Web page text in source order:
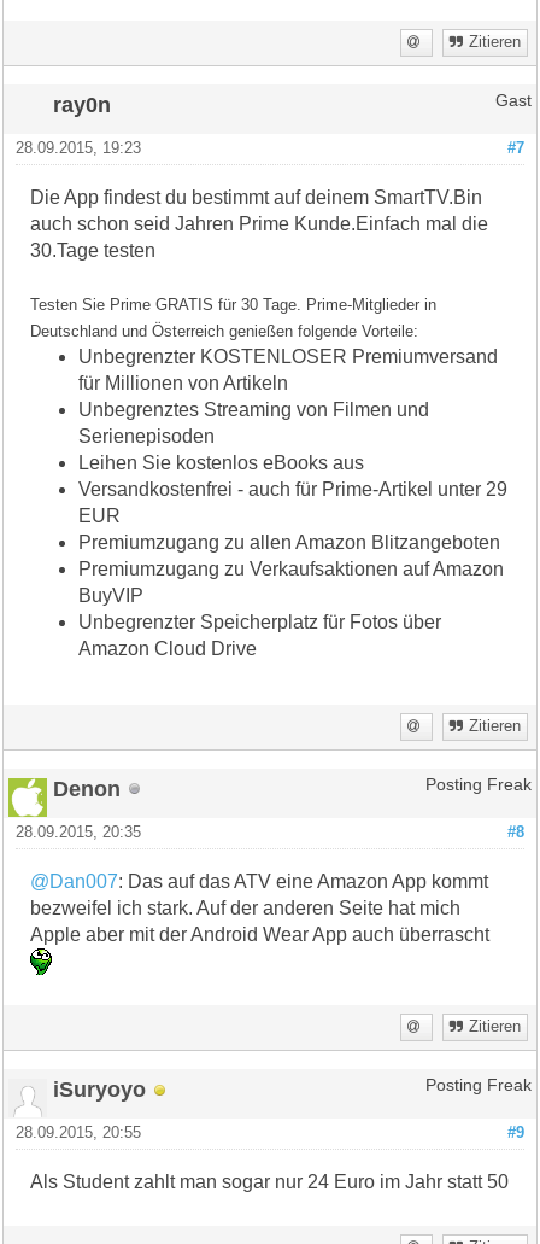
Zitieren
ray0n Gast
#7
28.09.2015, 19:23
Die App findest du bestimmt auf deinem SmartTV.Bin
auch schon seid Jahren Prime Kunde.Einfach mal die
30.Tage testen
Testen Sie Prime GRATIS für 30 Tage. Prime-Mitglieder in
Deutschland und Österreich genießen folgende Vorteile:
Unbegrenzter KOSTENLOSER Premiumversand
für Millionen von Artikeln
Unbegrenztes Streaming von Filmen und
Serienepisoden
Leihen Sie kostenlos eBooks aus
Versandkostenfrei - auch für Prime-Artikel unter 29
EUR
Premiumzugang zu allen Amazon Blitzangeboten
Premiumzugang zu Verkaufsaktionen auf Amazon
BuyVIP
Unbegrenzter Speicherplatz für Fotos über
Amazon Cloud Drive
Zitieren
Denon Posting Freak
#8
28.09.2015, 20:35
@Dan007: Das auf das ATV eine Amazon App kommt
bezweifel ich stark. Auf der anderen Seite hat mich
Apple aber mit der Android Wear App auch überrascht
Zitieren
iSuryoyo Posting Freak
#9
28.09.2015, 20:55
Als Student zahlt man sogar nur 24 Euro im Jahr statt 50